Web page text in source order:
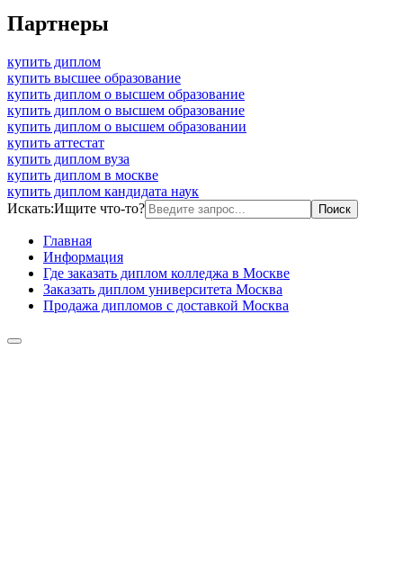
Партнеры
купить диплом
купить высшее образование
купить диплом о высшем образование
купить диплом о высшем образование
купить диплом о высшем образовании
купить аттестат
купить диплом вуза
купить диплом в москве
купить диплом кандидата наук
Искать:Ищите что-то?
Главная
Информация
Где заказать диплом колледжа в Москве
Заказать диплом университета Москва
Продажа дипломов с доставкой Москва